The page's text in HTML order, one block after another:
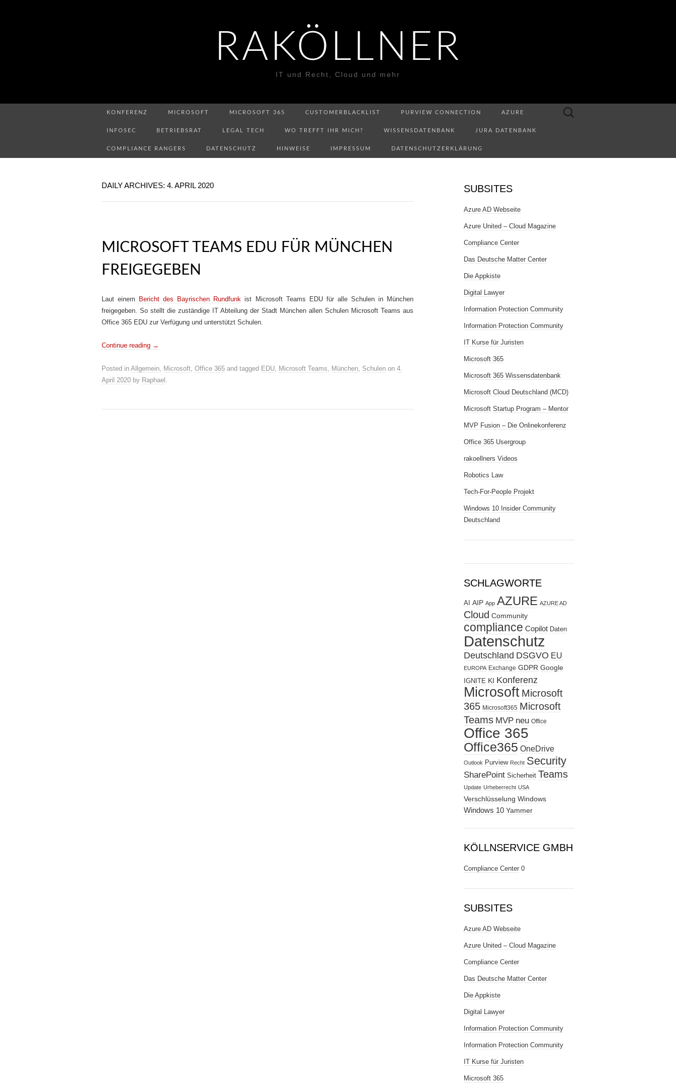
RAKÖLLNER
IT und Recht, Cloud und mehr
KONFERENZ MICROSOFT MICROSOFT 365 CUSTOMERBLACKLIST PURVIEW CONNECTION AZURE
INFOSEC BETRIEBSRAT LEGAL TECH WO TREFFT IHR MICH? WISSENSDATENBANK JURA DATENBANK
COMPLIANCE RANGERS DATENSCHUTZ HINWEISE IMPRESSUM DATENSCHUTZERKLÄRUNG
Suchen
DAILY ARCHIVES: 4. APRIL 2020
MICROSOFT TEAMS EDU FÜR MÜNCHEN
FREIGEGEBEN
Laut einem Bericht des Bayrischen Rundfunk ist Microsoft Teams EDU für alle Schulen in München
freigegeben. So stellt die zuständige IT Abteilung der Stadt München allen Schulen Microsoft Teams aus
Office 365 EDU zur Verfügung und unterstützt Schulen.
Continue reading →
Posted in Allgemein, Microsoft, Office 365 and tagged EDU, Microsoft Teams, München, Schulen on 4.
April 2020 by Raphael .
SUBSITES
Azure AD Webseite
Azure United – Cloud Magazine
Compliance Center
Das Deutsche Matter Center
Die Appkiste
Digital Lawyer
Information Protection Community
Information Protection Community
IT Kurse für Juristen
Microsoft 365
Microsoft 365 Wissensdatenbank
Microsoft Cloud Deutschland (MCD)
Microsoft Startup Program – Mentor
MVP Fusion – Die Onlinekonferenz
Office 365 Usergroup
rakoellners Videos
Robotics Law
Tech-For-People Projekt
Windows 10 Insider Community
Deutschland
SCHLAGWORTE
AI AIP App AZURE AZURE AD
Cloud Community
compliance Copilot Daten
Datenschutz
Deutschland DSGVO EU
EUROPA Exchange GDPR Google
IGNITE KI Konferenz
Microsoft Microsoft
365 Microsoft365 Microsoft
Teams MVP neu Office
Office 365
Office365 OneDrive
Outlook Purview Recht Security
SharePoint Sicherheit Teams
Update Urheberrecht USA
Verschlüsselung Windows
Windows 10 Yammer
KÖLLNSERVICE GMBH
Compliance Center 0
SUBSITES
Azure AD Webseite
Azure United – Cloud Magazine
Compliance Center
Das Deutsche Matter Center
Die Appkiste
Digital Lawyer
Information Protection Community
Information Protection Community
IT Kurse für Juristen
Microsoft 365